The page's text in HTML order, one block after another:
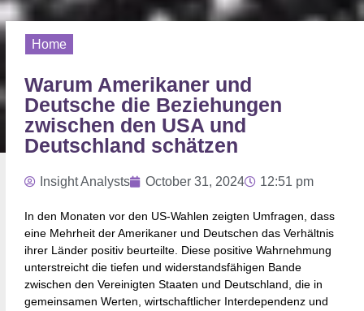
Home
Warum Amerikaner und
Deutsche die Beziehungen
zwischen den USA und
Deutschland schätzen
Insight Analysts October 31, 2024 12:51 pm
In den Monaten vor den US-Wahlen zeigten Umfragen, dass
eine Mehrheit der Amerikaner und Deutschen das Verhältnis
ihrer Länder positiv beurteilte. Diese positive Wahrnehmung
unterstreicht die tiefen und widerstandsfähigen Bande
zwischen den Vereinigten Staaten und Deutschland, die in
gemeinsamen Werten, wirtschaftlicher Interdependenz und